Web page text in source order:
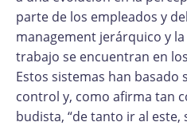
parte de los empleados y
management jerárquico y
trabajo se encuentran en
Estos sistemas han basado
control y, como afirma tan
budista, “de tanto ir al este,